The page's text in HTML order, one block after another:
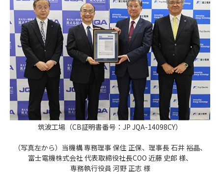
筑波工場（CB証明書番号：JP JQA-14098CY）
（写真左から）当機構 専務理事 保住 正保、理事長 石井 裕晶、
富士電機株式会社 代表取締役社長COO 近藤 史郎 様、
専務執行役員 河野 正志 様